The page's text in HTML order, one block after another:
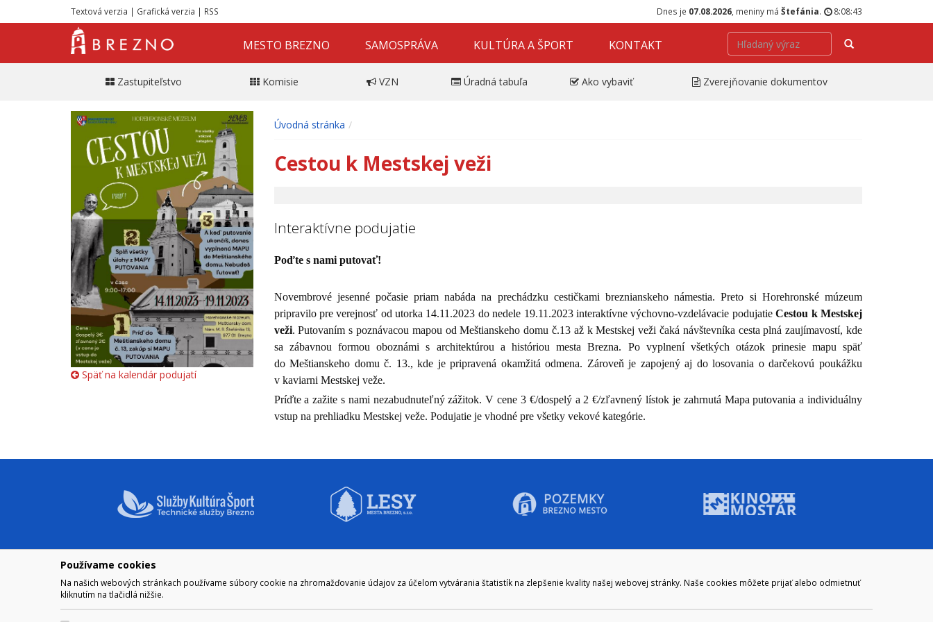
Používame cookies
Na našich webových stránkach používame súbory cookie na zhromažďovanie údajov za účelom vytvárania štatistík na zlepšenie kvality našej webovej stránky. Naše cookies môžete prijať alebo odmietnuť
kliknutím na tlačidlá nižšie.
Textová verzia | Grafická verzia | RSS Dnes je 07.08.2026 , meniny má Štefánia. 8:08:43
MESTO BREZNO SAMOSPRÁVA KULTÚRA A ŠPORT KONTAKT Hľadať
Zastupiteľstvo Komisie VZN Úradná tabuľa Ako vybaviť Zverejňovanie dokumentov
Späť na kalendár podujatí
Úvodná stránka
Cestou k Mestskej veži
Interaktívne podujatie
Poďte s nami putovať!
Novembrové jesenné počasie priam nabáda na prechádzku cestičkami breznianskeho námestia. Preto si Horehronské múzeum
pripravilo pre verejnosť od utorka 14.11.2023 do nedele 19.11.2023 interaktívne výchovno-vzdelávacie podujatieCestou k Mestskej
veži. Putovaním s poznávacou mapou od Meštianskeho domu č.13 až k Mestskej veži čaká návštevníka cesta plná zaujímavostí, kde
sa zábavnou formou oboznámi s architektúrou a históriou mesta Brezna. Po vyplnení všetkých otázok prinesie mapu späť
do Meštianskeho domu č. 13., kde je pripravená okamžitá odmena. Zároveň je zapojený aj do losovania o darčekovú poukážku
v kaviarni Mestskej veže.
Príďte a zažite s nami nezabudnuteľný zážitok. V cene 3 €/dospelý a 2 €/zľavnený lístok je zahrnutá Mapa putovania a individuálny
vstup na prehliadku Mestskej veže. Podujatie je vhodné pre všetky vekové kategórie.
NAVIGÁCIA
Mesto Brezno
Samospráva
OTVÁRACIE HODINY:
KONTAKT